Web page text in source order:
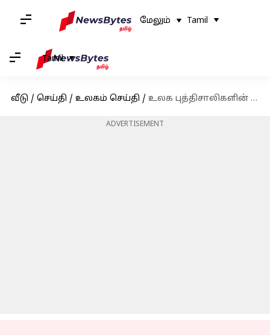
மேலும் Tamil
Tamil
வீடு / செய்தி / உலகம் செய்தி / உலக புத்திசாலிகளின் பட்டியலில் இரண்டாவது முறையாக இடம் பிடித்த அமெரிக்க-தமிழ் சிறுமி
ADVERTISEMENT